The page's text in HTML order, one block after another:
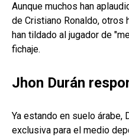
Aunque muchos han
de Cristiano Ronaldo,
han tildado al jugador de
fichaje.
Jhon Durán
Ya estando en suelo árabe,
exclusiva para el medio